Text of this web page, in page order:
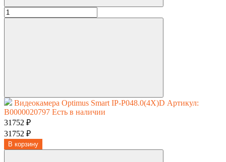
Видеокамера Optimus Smart IP-P048.0(4X)D Артикул:
В0000020797 Есть в наличии
31752 ₽
31752 ₽
В корзину